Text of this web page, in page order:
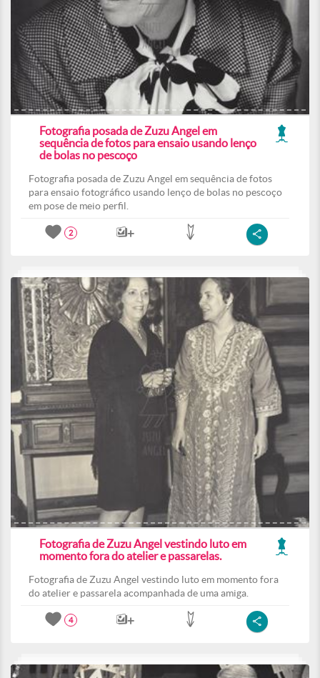
Fotografia posada de Zuzu Angel em
sequência de fotos para ensaio usando lenço
de bolas no pescoço
Fotografia posada de Zuzu Angel em sequência de fotos
para ensaio fotográfico usando lenço de bolas no pescoço
em pose de meio perfil.
2
Fotografia de Zuzu Angel vestindo luto em
momento fora do atelier e passarelas.
Fotografia de Zuzu Angel vestindo luto em momento fora
do atelier e passarela acompanhada de uma amiga.
4